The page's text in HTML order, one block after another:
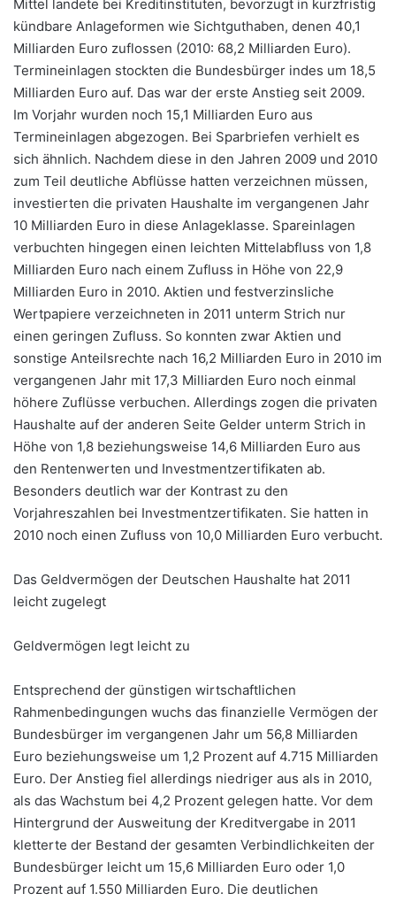
Mittel landete bei Kreditinstituten, bevorzugt in kurzfristig
kündbare Anlageformen wie Sichtguthaben, denen 40,1
Milliarden Euro zuflossen (2010: 68,2 Milliarden Euro).
Termineinlagen stockten die Bundesbürger indes um 18,5
Milliarden Euro auf. Das war der erste Anstieg seit 2009.
Im Vorjahr wurden noch 15,1 Milliarden Euro aus
Termineinlagen abgezogen. Bei Sparbriefen verhielt es
sich ähnlich. Nachdem diese in den Jahren 2009 und 2010
zum Teil deutliche Abflüsse hatten verzeichnen müssen,
investierten die privaten Haushalte im vergangenen Jahr
10 Milliarden Euro in diese Anlageklasse. Spareinlagen
verbuchten hingegen einen leichten Mittelabfluss von 1,8
Milliarden Euro nach einem Zufluss in Höhe von 22,9
Milliarden Euro in 2010. Aktien und festverzinsliche
Wertpapiere verzeichneten in 2011 unterm Strich nur
einen geringen Zufluss. So konnten zwar Aktien und
sonstige Anteilsrechte nach 16,2 Milliarden Euro in 2010 im
vergangenen Jahr mit 17,3 Milliarden Euro noch einmal
höhere Zuflüsse verbuchen. Allerdings zogen die privaten
Haushalte auf der anderen Seite Gelder unterm Strich in
Höhe von 1,8 beziehungsweise 14,6 Milliarden Euro aus
den Rentenwerten und Investmentzertifikaten ab.
Besonders deutlich war der Kontrast zu den
Vorjahreszahlen bei Investmentzertifikaten. Sie hatten in
2010 noch einen Zufluss von 10,0 Milliarden Euro verbucht.
Das Geldvermögen der Deutschen Haushalte hat 2011
leicht zugelegt
Geldvermögen legt leicht zu
Entsprechend der günstigen wirtschaftlichen
Rahmenbedingungen wuchs das finanzielle Vermögen der
Bundesbürger im vergangenen Jahr um 56,8 Milliarden
Euro beziehungsweise um 1,2 Prozent auf 4.715 Milliarden
Euro. Der Anstieg fiel allerdings niedriger aus als in 2010,
als das Wachstum bei 4,2 Prozent gelegen hatte. Vor dem
Hintergrund der Ausweitung der Kreditvergabe in 2011
kletterte der Bestand der gesamten Verbindlichkeiten der
Bundesbürger leicht um 15,6 Milliarden Euro oder 1,0
Prozent auf 1.550 Milliarden Euro. Die deutlichen